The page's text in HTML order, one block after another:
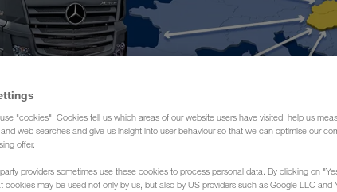
"cookies". Cookies tell us which areas of our website users have visited, help us
web searches and give us insight into user behaviour so that we can optimise our
offer.
providers sometimes use these cookies to process personal data. By clicking on
cookies may be used not only by us, but also by US providers such as Google LLC and